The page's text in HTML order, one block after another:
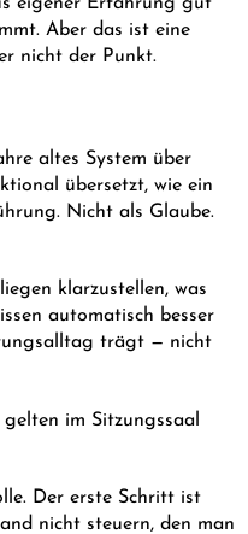
Aber das ist eine
nicht der Punkt.
altes System über
übersetzt, wie ein
Nicht als Glaube.
klarzustellen, was
automatisch besser
trägt — nicht
im Sitzungssaal
Der erste Schritt ist
nicht steuern, den man